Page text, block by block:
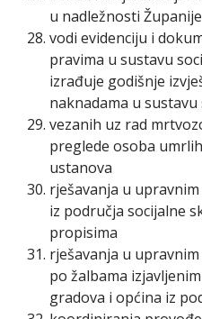
u nadležnosti Županije
vodi evidenciju i
pravima u sustavu
izrađuje godišnje
naknadama u
vezanih uz rad
preglede osoba
ustanova
rješavanja u
iz područja socijalne
propisima
rješavanja u
po žalbama
gradova i općina iz